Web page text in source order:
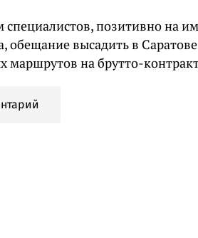
позитивно на
обещание высадить в
маршрутов на брутто-